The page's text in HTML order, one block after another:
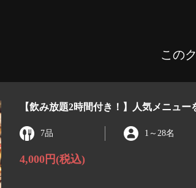
この
【飲み放題2時間付き！】人気メニュ
7品 1 ～ 28名
4,000円(税込)